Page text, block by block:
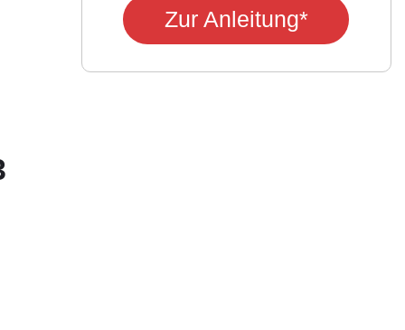
Zur Anleitung*